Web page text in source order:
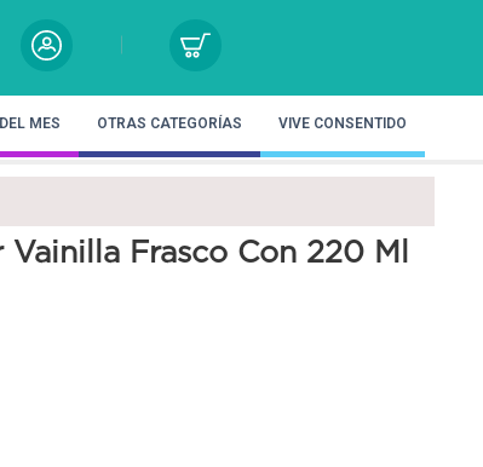
MES OTRAS CATEGORÍAS VIVE CONSENTIDO
Frasco Con 220 Ml